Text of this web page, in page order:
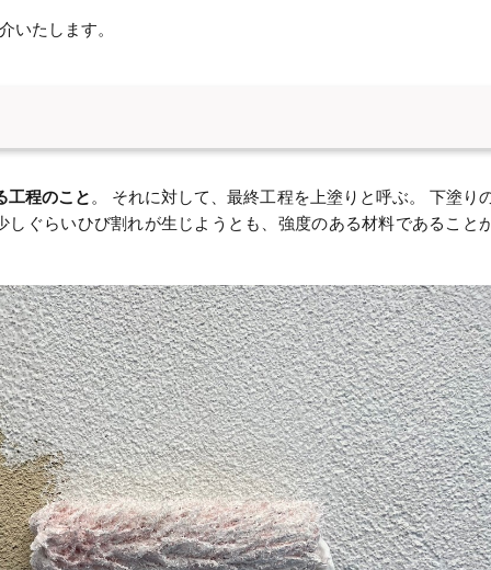
いたします。
工程のこと 。 それに対して、最終工程を上塗りと呼ぶ。 下塗り
ぐらいひび割れが生じようとも、強度のある材料であること